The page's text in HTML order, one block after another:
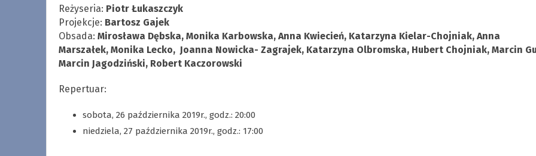
Reżyseria: Piotr Łukaszczyk
Projekcje: Bartosz Gajek
Obsada: Mirosława Dębska, Monika Karbowska, Anna Kwiecień, Katarzyna Kielar-Chojniak, Anna
Marszałek, Monika Lecko, Joanna Nowicka- Zagrajek, Katarzyna Olbromska, Hubert Chojniak, Marcin
Marcin Jagodziński, Robert Kaczorowski
Repertuar:
sobota, 26 października 2019r., godz.: 20:00
niedziela, 27 października 2019r., godz.: 17:00